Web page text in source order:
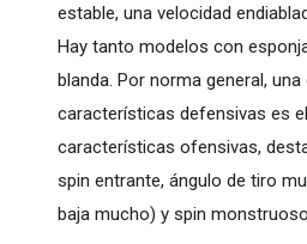
estable, una velocidad
Hay tanto modelos con
blanda. Por norma general,
características defensivas es
características ofensivas,
spin entrante, ángulo de tiro
baja mucho) y spin